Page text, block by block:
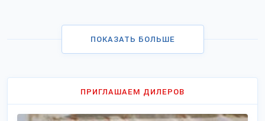
ПОКАЗАТЬ БОЛЬШЕ
ПРИГЛАШАЕМ ДИЛЕРОВ